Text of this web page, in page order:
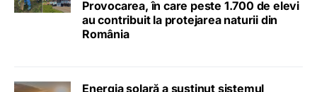
Provocarea, în care peste 1.700 de elevi
au contribuit la protejarea naturii din
România
Energia solară a susținut sistemul